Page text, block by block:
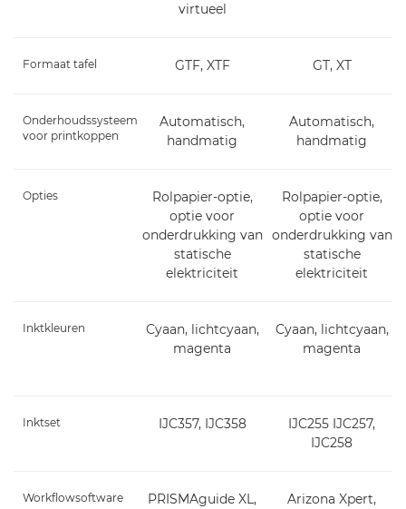
virtueel
Formaat tafel GTF, XTF GT, XT
Onderhoudssysteem
voor printkoppen
Automatisch,
handmatig
Automatisch,
handmatig
Opties
Rolpapier-optie,
optie voor
onderdrukking van
statische
elektriciteit
Rolpapier-optie,
optie voor
onderdrukking van
statische
elektriciteit
Inktkleuren
Cyaan, lichtcyaan,
magenta
Cyaan, lichtcyaan,
magenta
Inktset IJC357, IJC358
IJC255 IJC257,
IJC258
Workflowsoftware
PRISMAguide XL,
Arizona Xpert,